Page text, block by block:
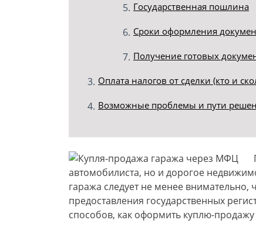
Государственная пошлина
Сроки оформления
Получение готовых
Оплата налогов от сделки (кто и
Возможные проблемы и пути
автомобилиста, но и дорогое
гаража следует не менее
предоставления государственных
способов, как оформить куплю-